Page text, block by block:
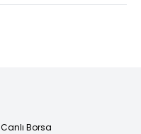
Canlı Borsa